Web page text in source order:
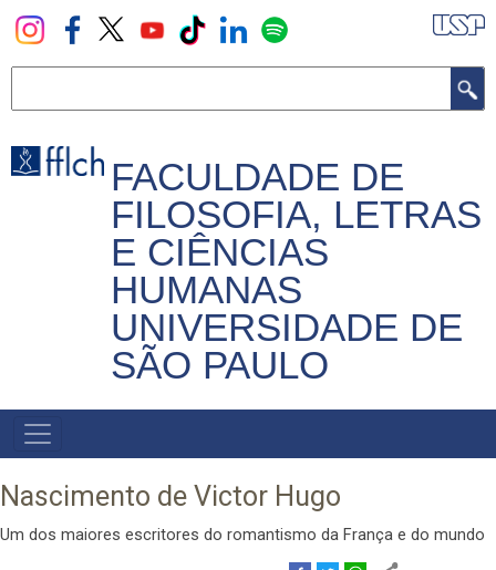
Pular
para
principal
FACULDADE DE
FILOSOFIA, LETRAS
E CIÊNCIAS
HUMANAS
UNIVERSIDADE DE
SÃO PAULO
NAVEGADOR
PRINCIPAL
Nascimento de Victor Hugo
Um dos maiores escritores do romantismo da França e do mundo